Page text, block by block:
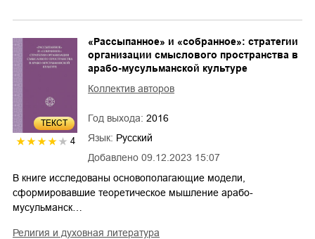
ТЕКСТ
4
Добавлено 09.12.2023 15:07
«Рассыпанное» и «собранное»: стратегии
организации смыслового пространства в
арабо-мусульманской культуре
Коллектив авторов
Год выхода: 2016
Язык: Русский
В книге исследованы основополагающие модели,
сформировавшие теоретическое мышление арабо-
мусульманск…
религия и духовная литература